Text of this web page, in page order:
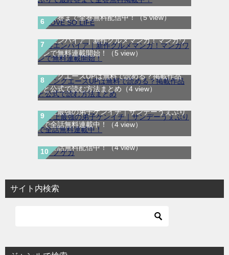
LOVE SO LIFE｜全17巻完結！マンガParkで
最終巻まで全巻無料配信中！（5 view）
寿エンパイア｜新作グルメマンガ！マンガワ
ンで無料連載開始！
（5 view）
ヤングエースUPは無料で読める？掲載作品
と公式で読む方法まとめ （4 view）
史上最強の弟子ケンイチ｜サンデーうぇぶり
で全話無料連載中！
（4 view）
テノゲカ｜最新刊第2巻！サンデーうぇぶり
で全話無料配信中！（4 view）
サイト内検索